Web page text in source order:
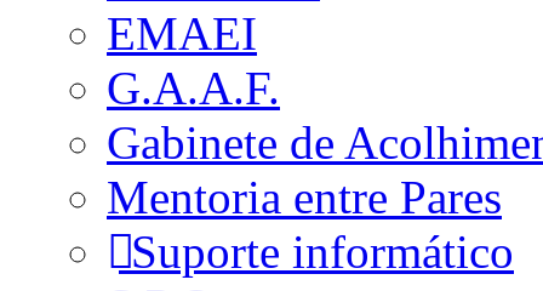
EMAEI
G.A.A.F.
Gabinete de
Mentoria entre Pares
Suporte informático